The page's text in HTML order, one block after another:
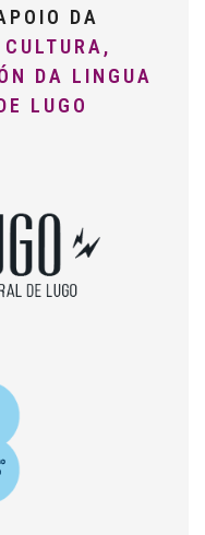
DA
DA LINGUA
LUGO